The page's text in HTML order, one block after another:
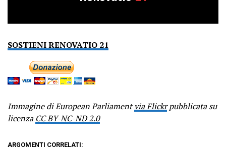
SOSTIENI RENOVATIO 21
Immagine di European Parliamentvia Flickrpubblicata su
licenza CC BY-NC-ND 2.0
ARGOMENTI CORRELATI: